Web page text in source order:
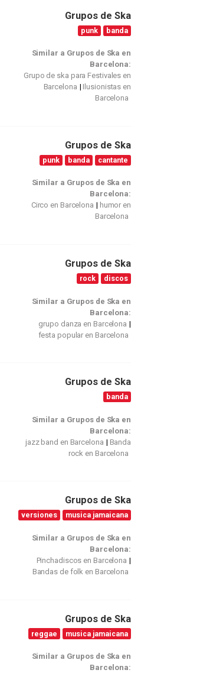
Grupos de Ska
punk banda
Similar a Grupos de Ska en
Barcelona:
Grupo de ska para Festivales en
Barcelona
Ilusionistas en
Barcelona
Grupos de Ska
punk banda cantante
Similar a Grupos de Ska en
Barcelona:
Circo en Barcelona
humor en
Barcelona
Grupos de Ska
rock discos
Similar a Grupos de Ska en
Barcelona:
grupo danza en Barcelona
festa popular en Barcelona
Grupos de Ska
banda
Similar a Grupos de Ska en
Barcelona:
jazz band en Barcelona
Banda
rock en Barcelona
Grupos de Ska
versiones musica jamaicana
Similar a Grupos de Ska en
Barcelona:
Pinchadiscos en Barcelona
Bandas de folk en Barcelona
Grupos de Ska
reggae musica jamaicana
Similar a Grupos de Ska en
Barcelona: